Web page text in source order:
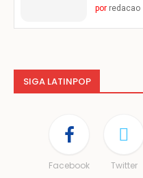
por redacao
SIGA LATINPOP
Facebook Twitter